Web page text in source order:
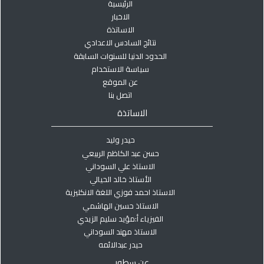
الرئيسية
الاخبار
الاساتذة
نتائج السادس الاعدادي
الحدود الدنيا للسنوات السابقة
سياسة الاستخدام
عن الموقع
اتصل بنا
الاساتذة
حيدر وليد
حسن عبد الكاظم الربيعي
الاستاذ علي السوداني
الأستاذ خالد الحيالي
الاستاذ احمد فوزي اللغة الانكليزية
الاستاذ حسين الهاشمي
الفيزياء أ:مؤيد سليم الزيدي
الاستاذ مهند السوداني
حيدر عبدالائمه